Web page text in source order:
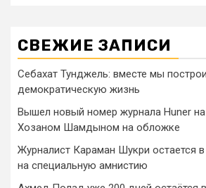
СВЕЖИЕ ЗАПИСИ
Себахат Тунджель: вместе мы
демократическую жизнь
Вышел новый номер журнала Huner
Хозаном Шамдыном на обложке
Журналист Караман Шукри остается
на специальную амнистию